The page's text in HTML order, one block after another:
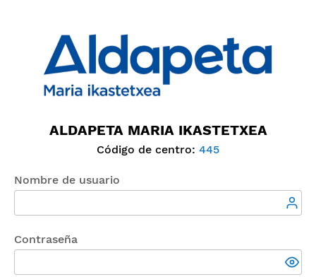
ALDAPETA MARIA IKASTETXEA
Código de centro: 445
Nombre de usuario
Contraseña